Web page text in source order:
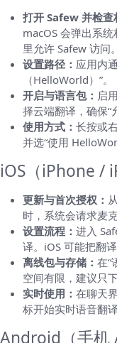
打开 Safew 并检查
macOS 会弹出系
里允许 Safew 访问。
设置路径： 应用内
（HelloWorld）”。
开启与语言包： 启
择云端翻译，确保“
使用方式： 长按或
并选“使用
iOS（iPhone /
更新与首次授权：
时，系统会请求麦
设置流程： 进入
译。iOS 可能把翻译
离线包与存储： 在“
空间有限，建议只
实时使用： 在聊天
标开始实时语音翻译
Android（手机 /